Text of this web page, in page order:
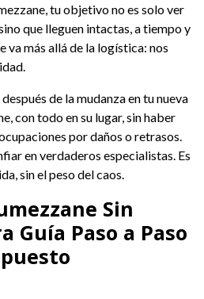
tu objetivo no es solo ver
que lleguen intactas, a tiempo y
va más allá de la logística: nos
de la mudanza en tu nueva
con todo en su lugar, sin haber
por daños o retrasos.
en verdaderos especialistas. Es
sin el peso del caos.
Sin
Guía Paso a Paso